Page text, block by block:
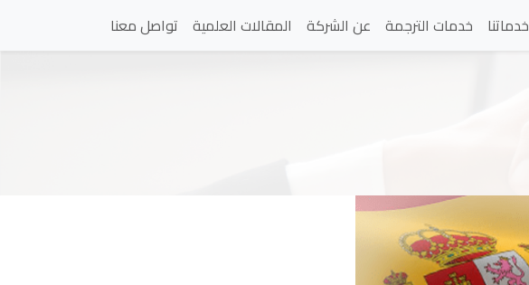
خدماتنا خدمات الترجمة عن الشركة المقالات العلمية تواصل معنا